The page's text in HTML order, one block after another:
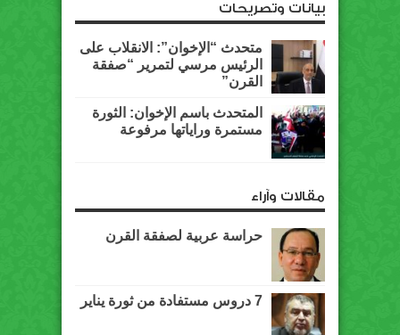
بيانات وتصريحات
متحدث “الإخوان”: الانقلاب على
الرئيس مرسي لتمرير “صفقة
القرن”
المتحدث باسم الإخوان: الثورة
مستمرة وراياتها مرفوعة
مقالات وآراء
حراسة عربية لصفقة القرن
7 دروس مستفادة من ثورة يناير